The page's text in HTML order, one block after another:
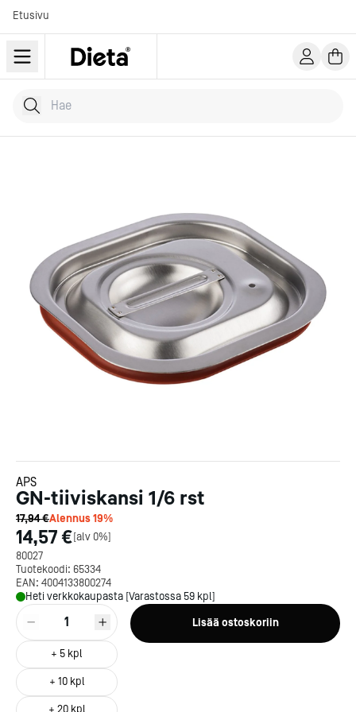
Etusivu
Hae tuotteita
Kirjoita hakusana...
APS
GN-tiiviskansi 1/6 rst
17,94 €Alennus19%
14,57 €[alv 0%]
80027
Tuotekoodi: 65334
EAN: 4004133800274
Heti verkkokaupasta [Varastossa 59 kpl]
1
+ 5 kpl
+ 10kpl
+ 20kpl
Lisää ostoskoriin